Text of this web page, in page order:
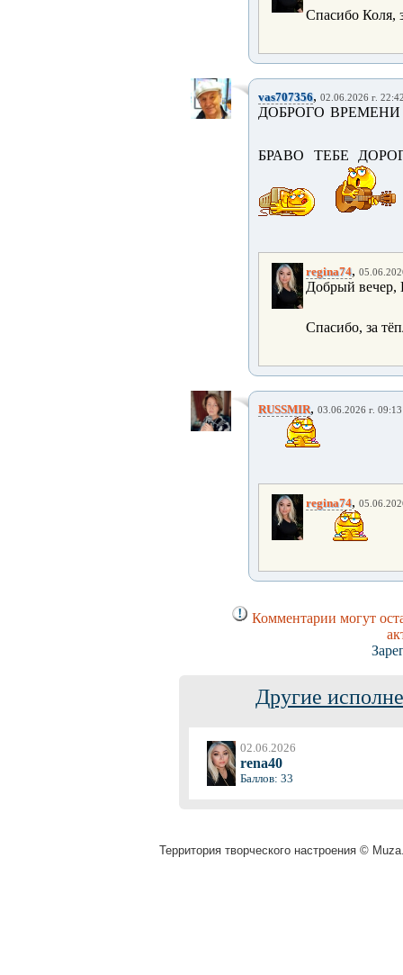
Спасибо Коля,
vas707356, 02.06.2026 г.
ДОБРОГО
БРАВО ТЕБЕ
regina74,
Добрый вечер,
Спасибо, за
RUSSMIR, 03.06.2026 г. 09:13
regina74,
Комментарии могут
Другие
02.06.2026
rena40
Баллов: 33
Территория творческого настроения ©